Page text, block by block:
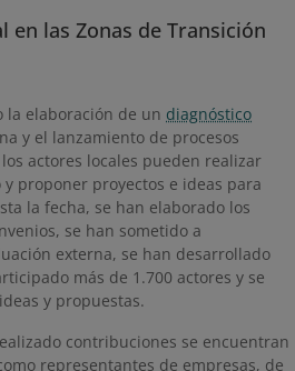
en las Zonas de Transición
la elaboración de un diagnóstico
y el lanzamiento de procesos
actores locales pueden realizar
proponer proyectos e ideas para
la fecha, se han elaborado los
se han sometido a
externa, se han desarrollado
más de 1.700 actores y se
y propuestas.
contribuciones se encuentran
representantes de empresas, de